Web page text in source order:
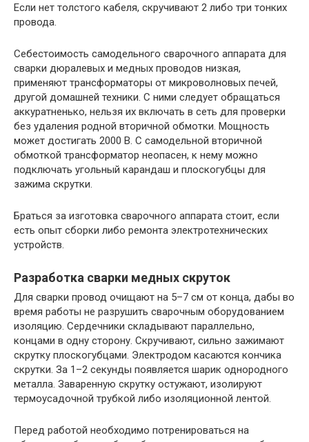
Если нет толстого кабеля, скручивают 2 либо три тонких
провода.
Себестоимость самодельного сварочного аппарата для
сварки дюралевых и медных проводов низкая,
применяют трансформаторы от микроволновых печей,
другой домашней техники. С ними следует обращаться
аккуратненько, нельзя их включать в сеть для проверки
без удаления родной вторичной обмотки. Мощность
может достигать 2000 В. С самодельной вторичной
обмоткой трансформатор неопасен, к нему можно
подключать угольный карандаш и плоскогубцы для
зажима скрутки.
Браться за изготовка сварочного аппарата стоит, если
есть опыт сборки либо ремонта электротехнических
устройств.
Разработка сварки медных скруток
Для сварки провод очищают на 5–7 см от конца, дабы во
время работы не разрушить сварочным оборудованием
изоляцию. Сердечники складывают параллельно,
концами в одну сторону. Скручивают, сильно зажимают
скрутку плоскогубцами. Электродом касаются кончика
скрутки. За 1–2 секунды появляется шарик однородного
металла. Заваренную скрутку остужают, изолируют
термоусадочной трубкой либо изоляционной лентой.
Перед работой необходимо потренироваться на